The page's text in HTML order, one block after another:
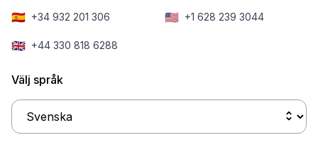
🇪🇸 +34 932 201 306 🇺🇸 +1 628 239 3044
🇬🇧 +44 330 818 6288
Välj språk